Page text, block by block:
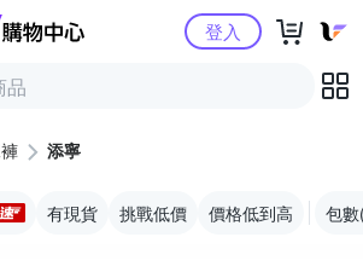
Yahoo購物中心登入
添寧
有現貨 挑戰低價 價格低到高 包